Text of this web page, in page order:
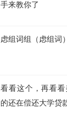
手来教你了
虑组词组（虑组词）
看看这个，再看
的还在偿还大学贷